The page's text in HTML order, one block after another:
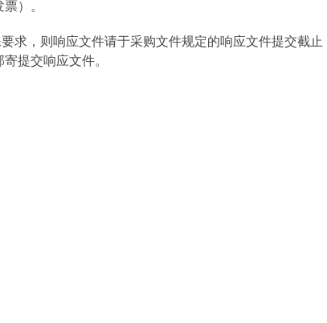
）。
求，则响应文件请于采购文件规定的响应文件提交截止
提交响应文件。